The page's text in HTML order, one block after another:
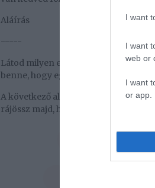
I want
I want
web or
I want
or app.
Aláírás
-----
Látod milyen egyszerű? Még, ha Te
benne, hogy egy sorozatfüggő,
A következő alkalommal, ha írsz
rájössz majd, hogy áttörni a jeget